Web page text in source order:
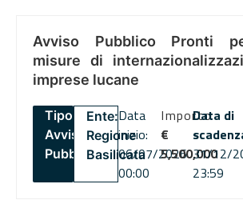
Avviso Pubblico Pronti
misure di
imprese lucane
Tipo:
Avviso
Pubblico
Ente:
Regione
Basilicata
Data
inizio:
06/07/2026
00:00
Importo
€
5,500,000
Data di
31/12/
23:59